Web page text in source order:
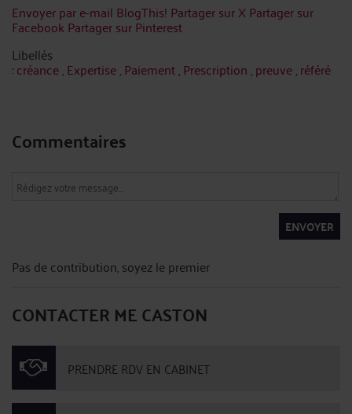
Envoyer par e-mail BlogThis! Partager sur XPartager sur
Facebook Partager sur Pinterest
Libellés
:créance,Expertise,Paiement,Prescription ,preuve,référé
Commentaires
ENVOYER
Pas de contribution, soyez le premier
CONTACTER ME CASTON
PRENDRE RDV EN CABINET